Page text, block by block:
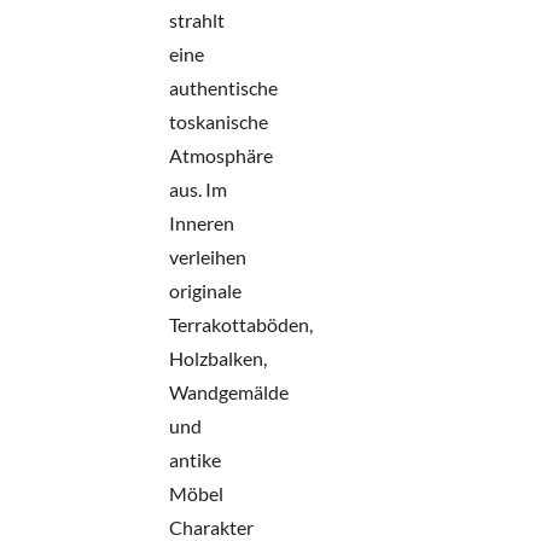
strahlt
eine
authentische
toskanische
Atmosphäre
aus. Im
Inneren
verleihen
originale
Terrakottaböden,
Holzbalken,
Wandgemälde
und
antike
Möbel
Charakter